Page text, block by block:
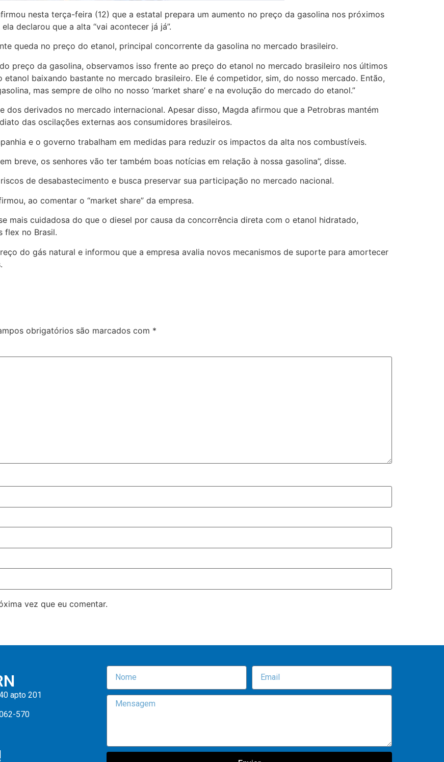
nesta terça-feira (12) que a estatal prepara um aumento no preço da gasolina nos próximos
declarou que a alta “vai acontecer já já”.
queda no preço do etanol, principal concorrente da gasolina no mercado brasileiro.
preço da gasolina, observamos isso frente ao preço do etanol no mercado brasileiro nos últimos
baixando bastante no mercado brasileiro. Ele é competidor, sim, do nosso mercado. Então,
mas sempre de olho no nosso ‘market share’ e na evolução do mercado do etanol.”
derivados no mercado internacional. Apesar disso, Magda afirmou que a Petrobras mantém
das oscilações externas aos consumidores brasileiros.
e o governo trabalham em medidas para reduzir os impactos da alta nos combustíveis.
breve, os senhores vão ter também boas notícias em relação à nossa gasolina”, disse.
de desabastecimento e busca preservar sua participação no mercado nacional.
ao comentar o “market share” da empresa.
mais cuidadosa do que o diesel por causa da concorrência direta com o etanol hidratado,
flex no Brasil.
do gás natural e informou que a empresa avalia novos mecanismos de suporte para amortecer
obrigatórios são marcados com *
vez que eu comentar.
apto 201
570